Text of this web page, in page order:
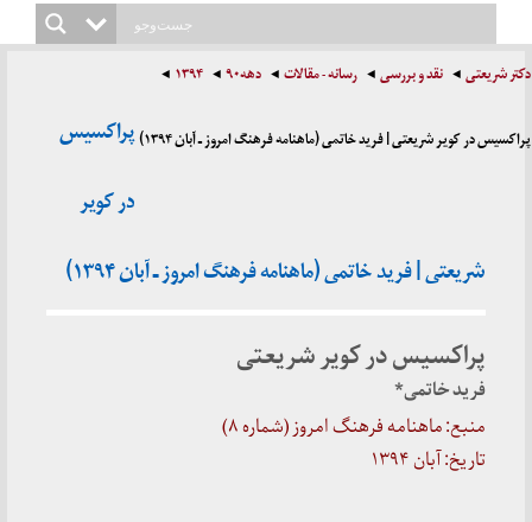
دکتر شریعتی نقد و بررسی رسانه - مقالات دهه۹۰ ۱۳۹۴
پراکسیس در کویر شریعتی | فرید خاتمی (ماهنامه فرهنگ امروز ـ آبان ۱۳۹۴)
پراکسیس
در کویر
شریعتی | فرید خاتمی (ماهنامه فرهنگ امروز ـ آبان ۱۳۹۴)
پراکسیس در کویر شریعتی
فرید خاتمی*
منبع: ماهنامه فرهنگ امروز (شماره ۸)
تاریخ: آبان ۱۳۹۴